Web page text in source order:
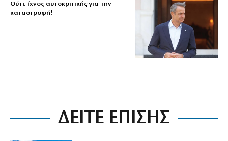
Ούτε ίχνος αυτοκριτικής για την
καταστροφή!
ΔΕΙΤΕ ΕΠΙΣΗΣ